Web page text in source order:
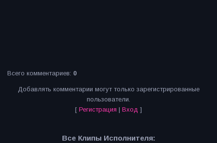
Всего комментариев: 0
Добавлять комментарии могут только зарегистрированные
пользователи.
[ Регистрация | Вход ]
Все Клипы Исполнителя: